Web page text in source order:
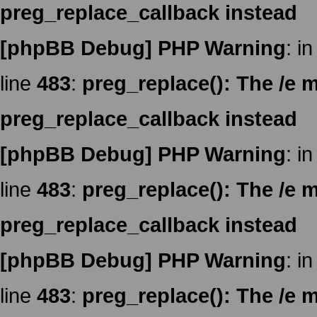
preg_replace_callback instead
[phpBB Debug] PHP Warning:
line 483: preg_replace(): The /e
preg_replace_callback instead
[phpBB Debug] PHP Warning:
line 483: preg_replace(): The /e
preg_replace_callback instead
[phpBB Debug] PHP Warning:
line 483: preg_replace(): The /e